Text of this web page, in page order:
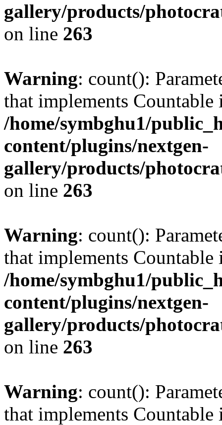
gallery/products/
on line 263
Warning: count():
that implements Countable
/home/symbghu1/
content/plugins/nextgen-
gallery/products/
on line 263
Warning: count():
that implements Countable
/home/symbghu1/
content/plugins/nextgen-
gallery/products/
on line 263
Warning: count():
that implements Countable